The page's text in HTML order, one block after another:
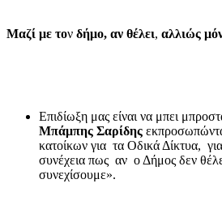
Μαζί με τον δήμο, αν θέλει, αλλιώς
Επιδίωξη μας είναι να μπει
Μπάμπης Σαρίδης
κατοίκων για τα Οδικά Δίκτυα, για
συνέχεια πως αν ο Δήμος δεν
συνεχίσουμε».